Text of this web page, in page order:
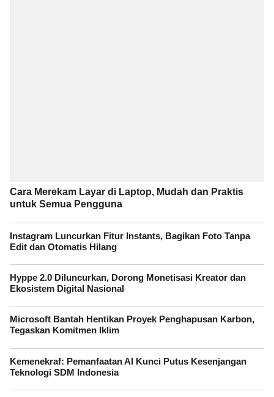
Cara Merekam Layar di Laptop, Mudah dan Praktis
untuk Semua Pengguna
Instagram Luncurkan Fitur Instants, Bagikan Foto Tanpa
Edit dan Otomatis Hilang
Hyppe 2.0 Diluncurkan, Dorong Monetisasi Kreator dan
Ekosistem Digital Nasional
Microsoft Bantah Hentikan Proyek Penghapusan Karbon,
Tegaskan Komitmen Iklim
Kemenekraf: Pemanfaatan AI Kunci Putus Kesenjangan
Teknologi SDM Indonesia